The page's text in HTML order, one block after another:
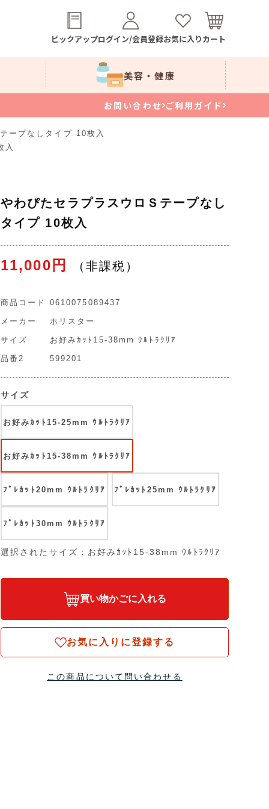
ピックアップログイン/会員登録お気に入りカート
美容・健康
お問い合わせ ご利用ガイド
ープなしタイプ 10枚入
入
やわぴたセラプラスウロＳテープなし
タイプ 10枚入
11,000円
商品コード 0610075089437
メーカー ホリスター
サイズ お好みｶｯﾄ15-38mm ｳﾙﾄﾗｸﾘｱ
品番2 599201
サイズ
お好みｶｯﾄ15-25mm ｳﾙﾄﾗｸﾘｱ
お好みｶｯﾄ15-38mm ｳﾙﾄﾗｸﾘｱ
ﾌﾟﾚｶｯﾄ20mm ｳﾙﾄﾗｸﾘｱ ﾌﾟﾚｶｯﾄ25mm ｳﾙﾄﾗｸﾘｱ
ﾌﾟﾚｶｯﾄ30mm ｳﾙﾄﾗｸﾘｱ
選択されたサイズ：お好みｶｯﾄ15-38mm ｳﾙﾄﾗｸﾘｱ
買い物かごに入れる
お気に入りに登録する
この商品について問い合わせる